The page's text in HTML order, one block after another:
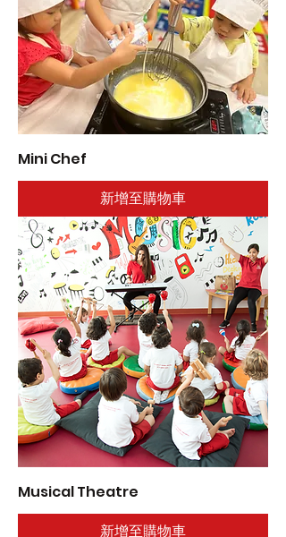
Mini Chef
新增至購物車
Musical Theatre
新增至購物車